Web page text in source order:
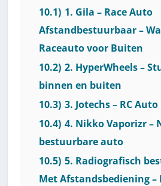
10.1) 1. Gila – Race Auto
Afstandbestuurbaar –
Raceauto voor Buiten
10.2) 2. HyperWheels –
binnen en buiten
10.3) 3. Jotechs – RC Auto
10.4) 4. Nikko Vaporizr –
bestuurbare auto
10.5) 5. Radiografisch
Met Afstandsbediening –